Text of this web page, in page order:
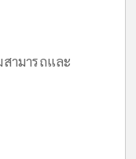
ามารถและ